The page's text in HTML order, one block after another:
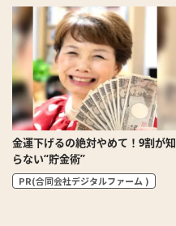
金運下げるの絶対やめて！9割が知
らない“貯金術”
PR(合同会社デジタルファーム )